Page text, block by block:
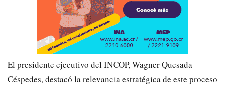
El presidente ejecutivo del INCOP, Wagner Quesada
Céspedes, destacó la relevancia estratégica de este proceso